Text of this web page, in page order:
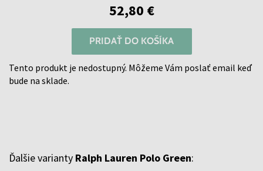
52,80 €
PRIDAŤ DO KOŠÍKA
Tento produkt je nedostupný. Môžeme Vám poslať email keď
bude na sklade.
Ďalšie varianty Ralph Lauren Polo Green: